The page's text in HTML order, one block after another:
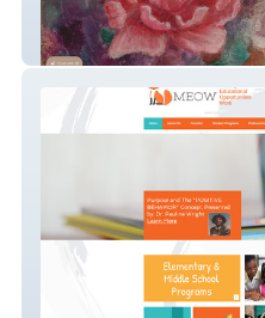
Lesley Stella Art